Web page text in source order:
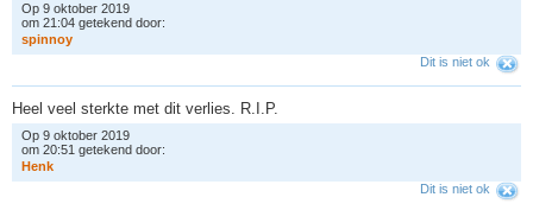
Op 9 oktober 2019
om 21:04 getekend door:
spinnoy
Dit is niet ok
Heel veel sterkte met dit verlies. R.I.P.
Op 9 oktober 2019
om 20:51 getekend door:
Hen k
Dit is niet ok